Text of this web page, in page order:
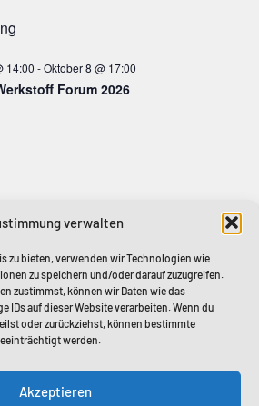
verwalten
zu bieten, verwenden wir Technologien wie
zu speichern und/oder darauf zuzugreifen.
zustimmst, können wir Daten wie das
IDs auf dieser Website verarbeiten. Wenn du
oder zurückziehst, können bestimmte
werden.
Akzeptieren
14:00 -Oktober 8 @ 17:00
Forum 2026